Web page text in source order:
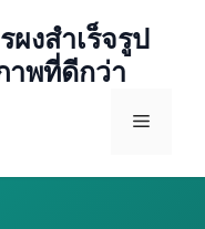
งสำเร็จรูป
าพที่ดีกว่า
Menu